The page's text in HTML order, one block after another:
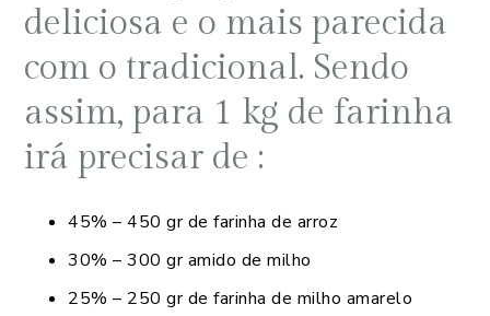
deliciosa e o mais parecida
com o tradicional. Sendo
assim, para 1 kg de farinha
irá precisar de :
45% – 450 gr de farinha de arroz
30% – 300 gr amido de milho
25% – 250 gr de farinha de milho amarelo